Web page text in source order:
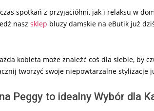
spotkań z przyjaciółmi, jak i relaksu w
nasz sklep bluzy damskie na eButik już
kobieta może znaleźć coś dla siebie, by
tworzyć swoje niepowtarzalne stylizacje
Peggy to idealny Wybór dla